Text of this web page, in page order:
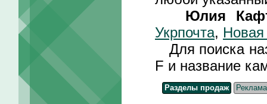
Юлия
Укрпочта, Новая
Для поиска
F и название
Разделы продаж Реклама